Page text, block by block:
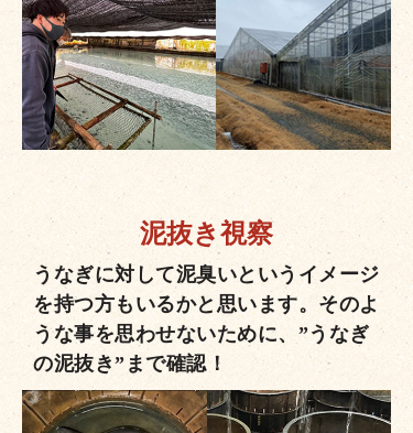
泥抜き視察
うなぎに対して泥臭いというイメージ
を持つ方もいるかと思います。そのよ
うな事を思わせないために、”うなぎ
の泥抜き”まで確認！